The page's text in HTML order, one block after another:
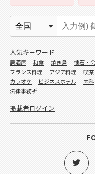
人気キーワード
居酒屋 和食 焼き鳥 懐石・
フランス料理
アジア料理 喫
カラオケ
ビジネスホテル 内科
法律事務所
掲載者ログイン